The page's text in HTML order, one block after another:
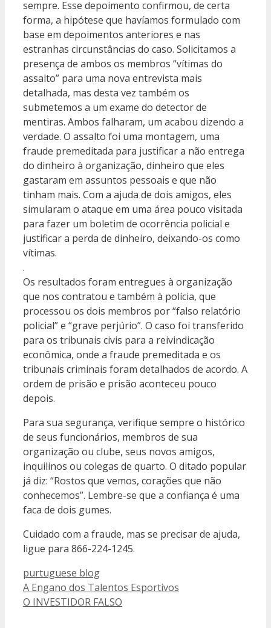
sempre. Esse depoimento confirmou, de certa
forma, a hipótese que havíamos formulado com
base em depoimentos anteriores e nas
estranhas circunstâncias do caso. Solicitamos a
presença de ambos os membros “vítimas do
assalto” para uma nova entrevista mais
detalhada, mas desta vez também os
submetemos a um exame do detector de
mentiras. Ambos falharam, um acabou dizendo a
verdade. O assalto foi uma montagem, uma
fraude premeditada para justificar a não entrega
do dinheiro à organização, dinheiro que eles
gastaram em assuntos pessoais e que não
tinham mais. Com a ajuda de dois amigos, eles
simularam o ataque em uma área pouco visitada
para fazer um boletim de ocorrência policial e
justificar a perda de dinheiro, deixando-os como
vítimas.
.
Os resultados foram entregues à organização
que nos contratou e também à polícia, que
processou os dois membros por “falso relatório
policial” e “grave perjúrio”. O caso foi transferido
para os tribunais civis para a reivindicação
econômica, onde a fraude premeditada e os
tribunais criminais foram detalhados de acordo. A
ordem de prisão e prisão aconteceu pouco
depois.
Para sua segurança, verifique sempre o histórico
de seus funcionários, membros de sua
organização ou clube, seus novos amigos,
inquilinos ou colegas de quarto. O ditado popular
já diz: “Rostos que vemos, corações que não
conhecemos”. Lembre-se que a confiança é uma
faca de dois gumes.
Cuidado com a fraude, mas se precisar de ajuda,
ligue para 866-224-1245.
Categorias
purtuguese blog
A Engano dos Talentos Esportivos
O INVESTIDOR FALSO